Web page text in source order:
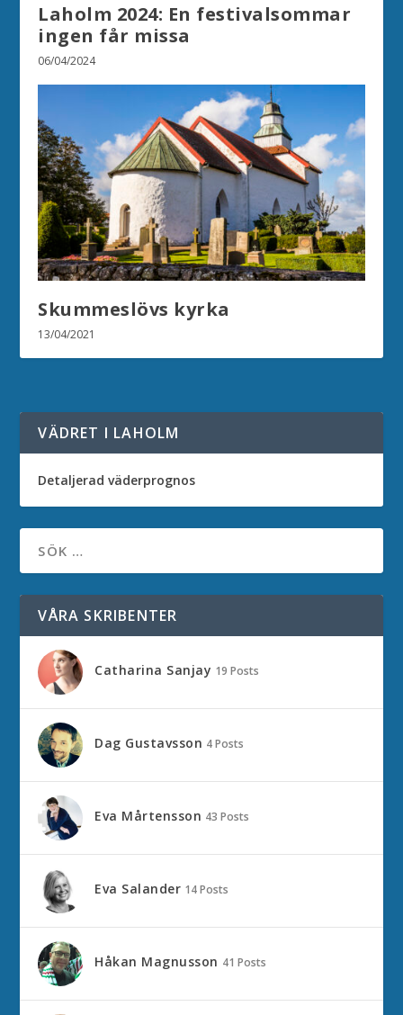
Laholm 2024: En festivalsommar
ingen får missa
06/04/2024
Skummeslövs kyrka
13/04/2021
VÄDRET I LAHOLM
Detaljerad väderprognos
VÅRA SKRIBENTER
Catharina Sanjay 19 Posts
Dag Gustavsson 4 Posts
Eva Mårtensson 43 Posts
Eva Salander 14 Posts
Håkan Magnusson 41 Posts